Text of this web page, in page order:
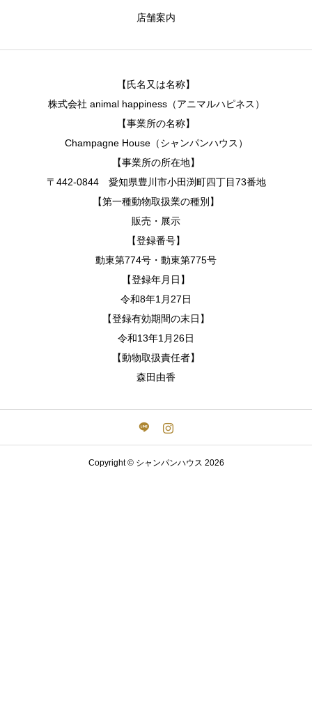
店舗案内
【氏名又は名称】
株式会社 animal happiness（アニマルハピネス）
【事業所の名称】
Champagne House（シャンパンハウス）
【事業所の所在地】
〒442-0844 愛知県豊川市小田渕町四丁目73番地
【第一種動物取扱業の種別】
販売・展示
【登録番号】
動東第774号・動東第775号
【登録年月日】
令和8年1月27日
【登録有効期間の末日】
令和13年1月26日
【動物取扱責任者】
森田由香
Copyright © シャンパンハウス 2026